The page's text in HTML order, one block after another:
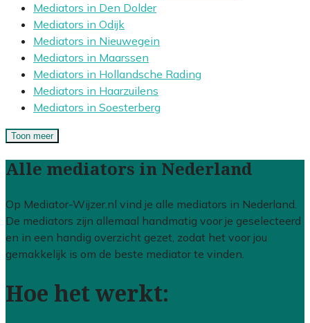
Mediators in Den Dolder
Mediators in Odijk
Mediators in Nieuwegein
Mediators in Maarssen
Mediators in Hollandsche Rading
Mediators in Haarzuilens
Mediators in Soesterberg
Toon meer
Alle mediators in Nederland
Op Mediator-Wijzer.nl vind je alle mediators in Nederland.
De mediators zijn allemaal handmatig voor je geselecteerd
en in een handig overzicht gezet, zodat het voor jou
gemakkelijk is om de beste mediator te vinden.
Hoe het werkt: